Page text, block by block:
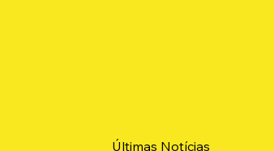
Últimas Notícias